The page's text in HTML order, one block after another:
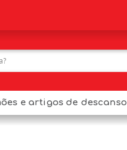
e artigos de descanso